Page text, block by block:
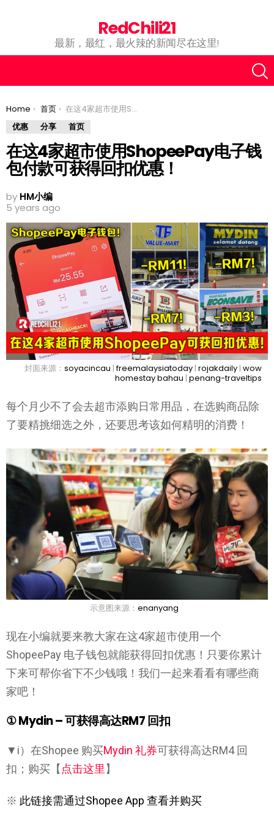
RedChili21
最新，最红，最火辣的新闻尽在这里!
You are here:
Home 首页
在这4家超市使用ShopeePay电子钱包付款可获得回扣优惠！
优惠
分享 首页
在这4家超市使用ShopeePay电子钱
包付款可获得回扣优惠！
by HM小编
5 years ago
封面来源： soyacincau |freemalaysiatoday | rojakdaily | wow
homestay bahau | penang-traveltips
每个月少不了会去超市添购日常用品，在选购商品除
了要精挑细选之外，还要思考该如何精明的消费！
示意图来源： enanyang
现在小编就要来教大家在这4家超市使用一个
ShopeePay 电子钱包就能获得回扣优惠！只要你累计
下来可帮你省下不少钱哦！我们一起来看看有哪些商
家吧！
① Mydin –可获得高达RM7 回扣
▼i）在Shopee 购买Mydin 礼券可获得高达RM4 回
扣；购买【点击这里】
※ 此链接需通过Shopee App 查看并购买